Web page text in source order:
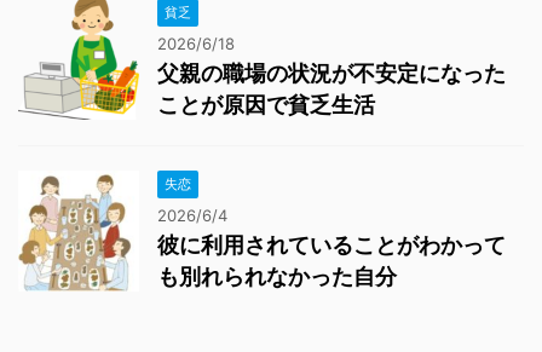
貧乏
2026/6/18
父親の職場の状況が不安定になった
ことが原因で貧乏生活
失恋
2026/6/4
彼に利用されていることがわかって
も別れられなかった自分